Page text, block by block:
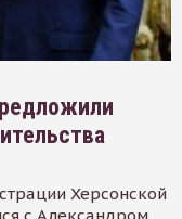
Херсонской